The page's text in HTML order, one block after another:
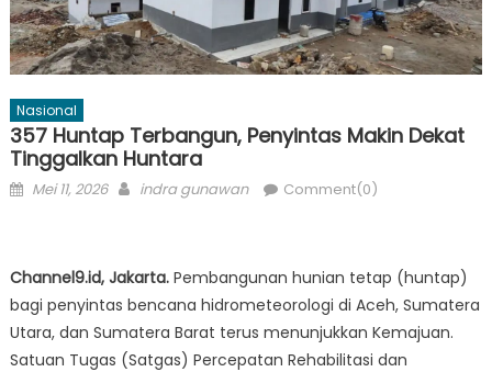
Nasional
357 Huntap Terbangun, Penyintas Makin Dekat
Tinggalkan Huntara
Posted
Mei 11, 2026 Author
indra gunawan Comment(0)
Channel9.id, Jakarta.Pembangunan hunian tetap (huntap)
bagi penyintas bencana hidrometeorologi di Aceh, Sumatera
Utara, dan Sumatera Barat terus menunjukkan Kemajuan.
Satuan Tugas (Satgas) Percepatan Rehabilitasi dan